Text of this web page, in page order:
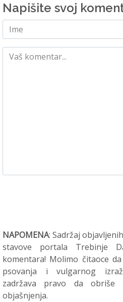
Napišite svoj
NAPOMENA: Sadržaj
stavove portala Trebinje
komentara! Molimo čitaoce
psovanja i vulgarnog
zadržava pravo da
objašnjenja.